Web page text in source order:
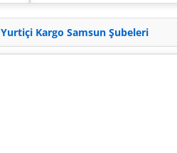
Yurtiçi Kargo Samsun Şubeleri